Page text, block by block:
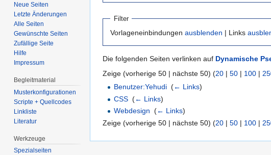
Filter
Vorlageneinbindungen ausblenden | Links
Die folgenden Seiten verlinken auf Dynamische
Zeige (vorherige 50 | nächste 50) (20 | 50 | 100 |
Benutzer:Yehudi ‎(← Links)
CSS ‎(← Links)
Webdesign ‎(← Links)
Zeige (vorherige 50 | nächste 50) (20 | 50 | 100 |
Neue Seiten
Letzte Änderungen
Alle Seiten
Gewünschte Seiten
Zufällige Seite
Hilfe
Impressum
Begleitmaterial
Musterkonfigurationen
Scripte + Quellcodes
Linkliste
Literatur
Werkzeuge
Spezialseiten